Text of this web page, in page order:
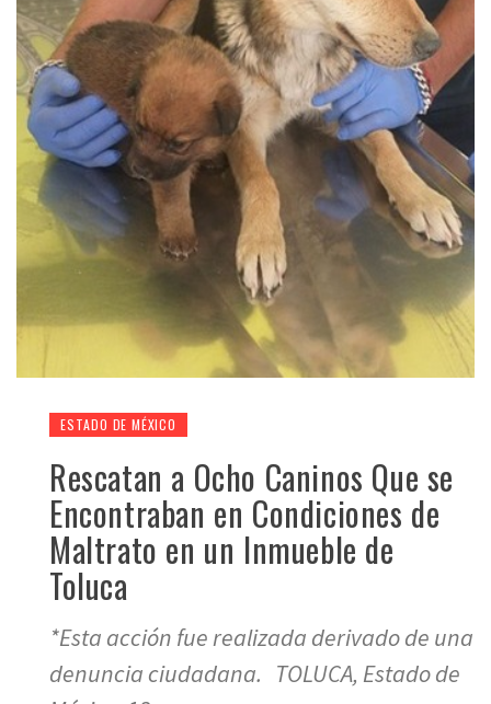
ESTADO DE MÉXICO
Rescatan a Ocho Caninos Que se
Encontraban en Condiciones de
Maltrato en un Inmueble de
Toluca
*Esta acción fue realizada derivado de una
denuncia ciudadana. TOLUCA, Estado de